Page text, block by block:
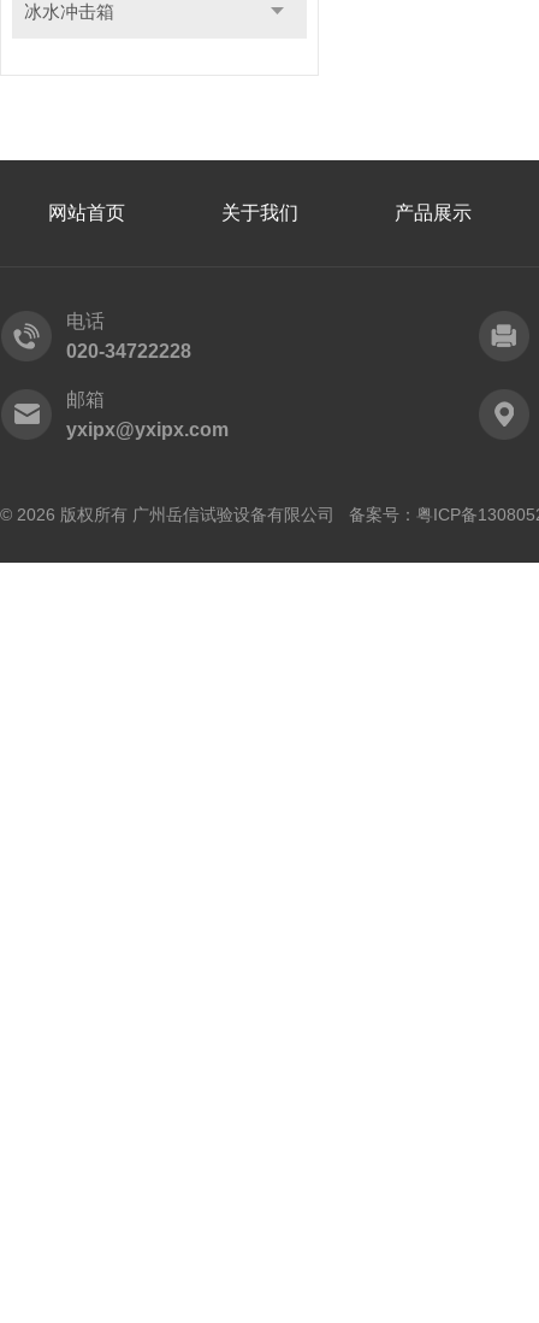
冰水冲击箱
网站首页 关于我们 产品展示
电话
020-34722228
邮箱
yxipx@yxipx.com
© 2026 版权所有 广州岳信试验设备有限公司 备案号： 粤ICP备